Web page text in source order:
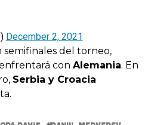
December 2, 2021
semifinales del torneo,
con Alemania. En
Serbia y Croacia